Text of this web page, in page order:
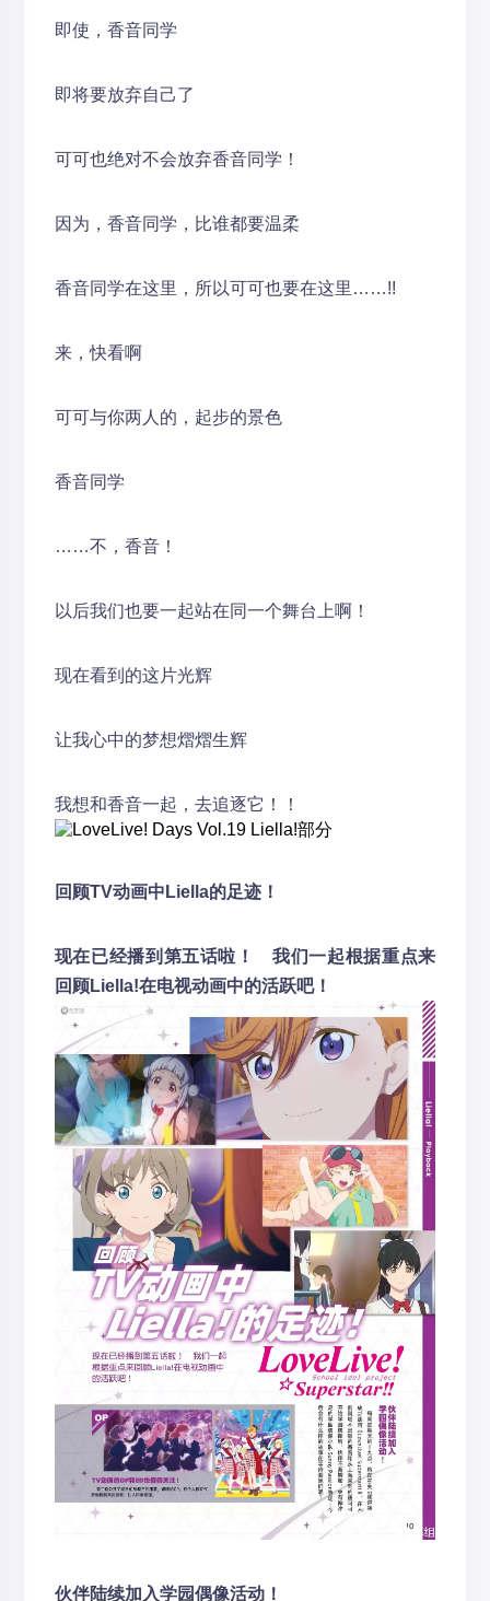
即使，香音同学
即将要放弃自己了
可可也绝对不会放弃香音同学！
因为，香音同学，比谁都要温柔
香音同学在这里，所以可可也要在这里……!!
来，快看啊
可可与你两人的，起步的景色
香音同学
……不，香音！
以后我们也要一起站在同一个舞台上啊！
现在看到的这片光辉
让我心中的梦想熠熠生辉
我想和香音一起，去追逐它！！
回顾TV动画中Liella的足迹！
现在已经播到第五话啦！ 我们一起根据重点来
回顾Liella!在电视动画中的活跃吧！
伙伴陆续加入学园偶像活动！